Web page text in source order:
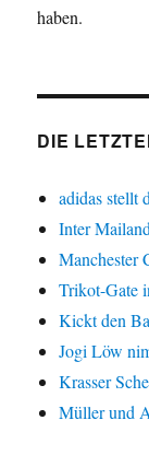
haben.
DIE
adidas stellt
Inter
Manchester
Trikot-Gate
Kickt den
Jogi Löw
Krasser
Müller und